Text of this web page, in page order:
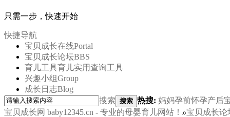
只需一步，快速开始
快捷导航
宝贝成长在线Portal
宝贝成长论坛BBS
育儿工具育儿实用查询工具
兴趣小组Group
成长日志Blog
搜索 搜索 热搜: 妈妈孕前怀孕产后
宝贝成长网 baby12345.cn - 专业的母婴育儿网站！ »宝贝成长论